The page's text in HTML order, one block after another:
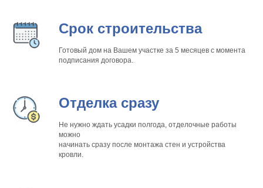
Срок строительства
Готовый дом на Вашем участке за 5 месяцев с момента
подписания договора.
Отделка сразу
Не нужно ждать усадки полгода, отделочные работы
можно
начинать сразу после монтажа стен и устройства
кровли.